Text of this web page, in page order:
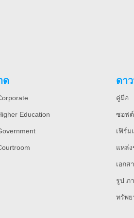
ด
Education
ดา
คู่มือ
ซอฟ
เฟิร์ม
แหล่
เอก
รูป ภ
ทรัพย